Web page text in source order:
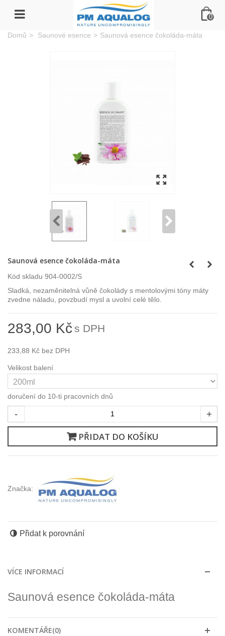
0
Domů > Saunové esence > Saunová esence čokoláda-máta
Saunová esence čokoláda-máta
Kód skladu 904-0002/S
Sladká, nezaměnitelná vůně čokolády s mentolovými tóny máty
zvedne náladu, povzbudí mysl a uvolní celé tělo.
283,00 Kčs DPH
233,88 Kč bez DPH
Velikost balení
doručení do 10-ti pracovních dnů
- +
PŘIDAT DO KOŠÍKU
Značka:
Přidat k porovnání
VÍCE INFORMACÍ
Saunová esence čokoláda-máta
KOMENTÁŘE(0)